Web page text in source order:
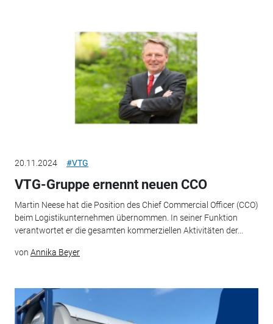
20.11.2024 #VTG
VTG-Gruppe ernennt neuen CCO
Martin Neese hat die Position des Chief Commercial Officer (CCO)
beim Logistikunternehmen übernommen. In seiner Funktion
verantwortet er die gesamten kommerziellen Aktivitäten der...
von Annika Beyer